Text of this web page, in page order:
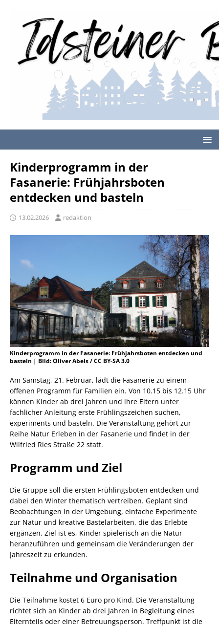
Kinderprogramm in der
Fasanerie: Frühjahrsboten
entdecken und basteln
13.02.2026 redaktion
Kinderprogramm in der Fasanerie: Frühjahrsboten entdecken und
basteln | Bild: Oliver Abels / CC BY-SA 3.0
Am Samstag, 21. Februar, lädt die Fasanerie zu einem
offenen Programm für Familien ein. Von 10.15 bis 12.15 Uhr
können Kinder ab drei Jahren und ihre Eltern unter
fachlicher Anleitung erste Frühlingszeichen suchen,
experiments und basteln. Die Veranstaltung gehört zur
Reihe Natur Erleben in der Fasanerie und findet in der
Wilfried Ries Straße 22 statt.
Programm und Ziel
Die Gruppe soll die ersten Frühlingsboten entdecken und
dabei den Winter thematisch vertreiben. Geplant sind
Beobachtungen in der Umgebung, einfache Experimente
zur Natur und kreative Bastelarbeiten, die das Erlebte
ergänzen. Ziel ist es, Kinder spielerisch an die Natur
heranzuführen und gemeinsam die Veränderungen der
Jahreszeit zu erkunden.
Teilnahme und Organisation
Die Teilnahme kostet 6 Euro pro Kind. Die Veranstaltung
richtet sich an Kinder ab drei Jahren in Begleitung eines
Elternteils oder einer Betreuungsperson. Treffpunkt ist die